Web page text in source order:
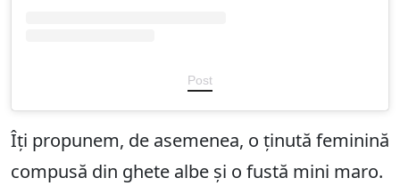
Post
Îți propunem, de asemenea, o ținută feminină
compusă din ghete albe și o fustă mini maro.